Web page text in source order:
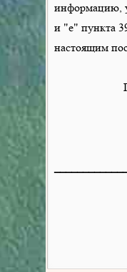
информацию,
и "е" пункта
настоящим